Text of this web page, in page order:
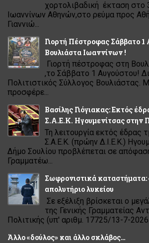
χορτολιβαδική έκταση στο
Ιωαννίνων Αθηνών,στο ρεύμα προς
Γιαννιώ...
Γιορτή Πέστροφας Σάββατο 1
Βουλιάστα Ιωαννίνων !
Γιορτή πέστροφας στη
,το Σάββατο 1 Αυγούστου!
Πολιτιστικός Σύλλογος Βουλιάστας.
προσφέρε...
Βασίλης Γιόγιακας: Εκτός
Σ.Α.Ε.Κ. Ηγουμενίτσας στην
Τη λειτουργία εκτός έδρας
Σ.Α.Ε.Κ. (πρώην Δ.Ι.Ε.Κ.)
Δήμο Σουλίου προβλέπεται σε
Γραμματέω...
Σωφρονιστικά καταστήματα:
απολυτήριο λυκείου
Σε εξέλιξη βρίσκεται ο
της Γενικής Γραμματείας
Πολιτικής (υπ' αριθμ. 17725/13-7-2026
Άλλο «δούλος» και άλλο σκλάβος…